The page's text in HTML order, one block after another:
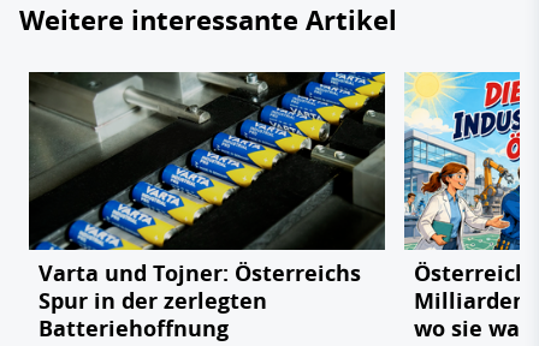
Weitere interessante Artikel
Varta und Tojner: Österreichs
Spur in der zerlegten
Batteriehoffnung
Milliarden
wo sie